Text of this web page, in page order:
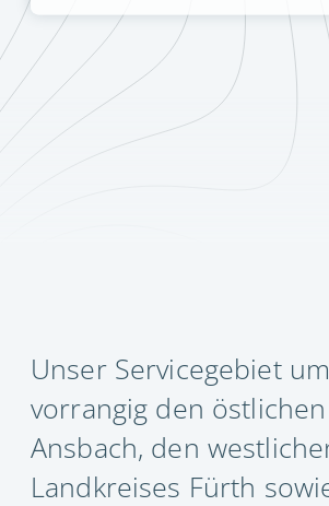
Unser Servicegebiet
vorrangig den
Ansbach, den
Landkreises Fürth